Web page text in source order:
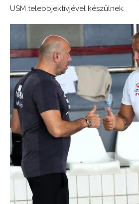
USM teleobjektívjével készülnek.